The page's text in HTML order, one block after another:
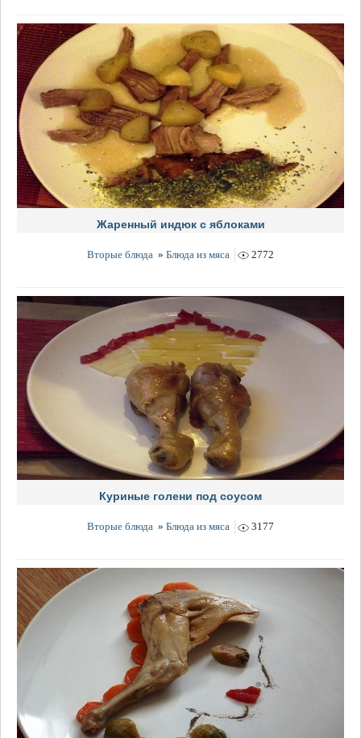
Жаренный индюк с яблоками
Вторые блюда » Блюда из мяса 2772
Куриные голени под соусом
Вторые блюда » Блюда из мяса 3177